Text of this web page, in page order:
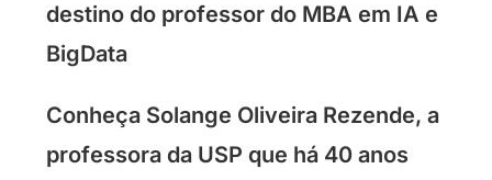
destino do professor do MBA em IA e
BigData
Conheça Solange Oliveira Rezende, a
professora da USP que há 40 anos